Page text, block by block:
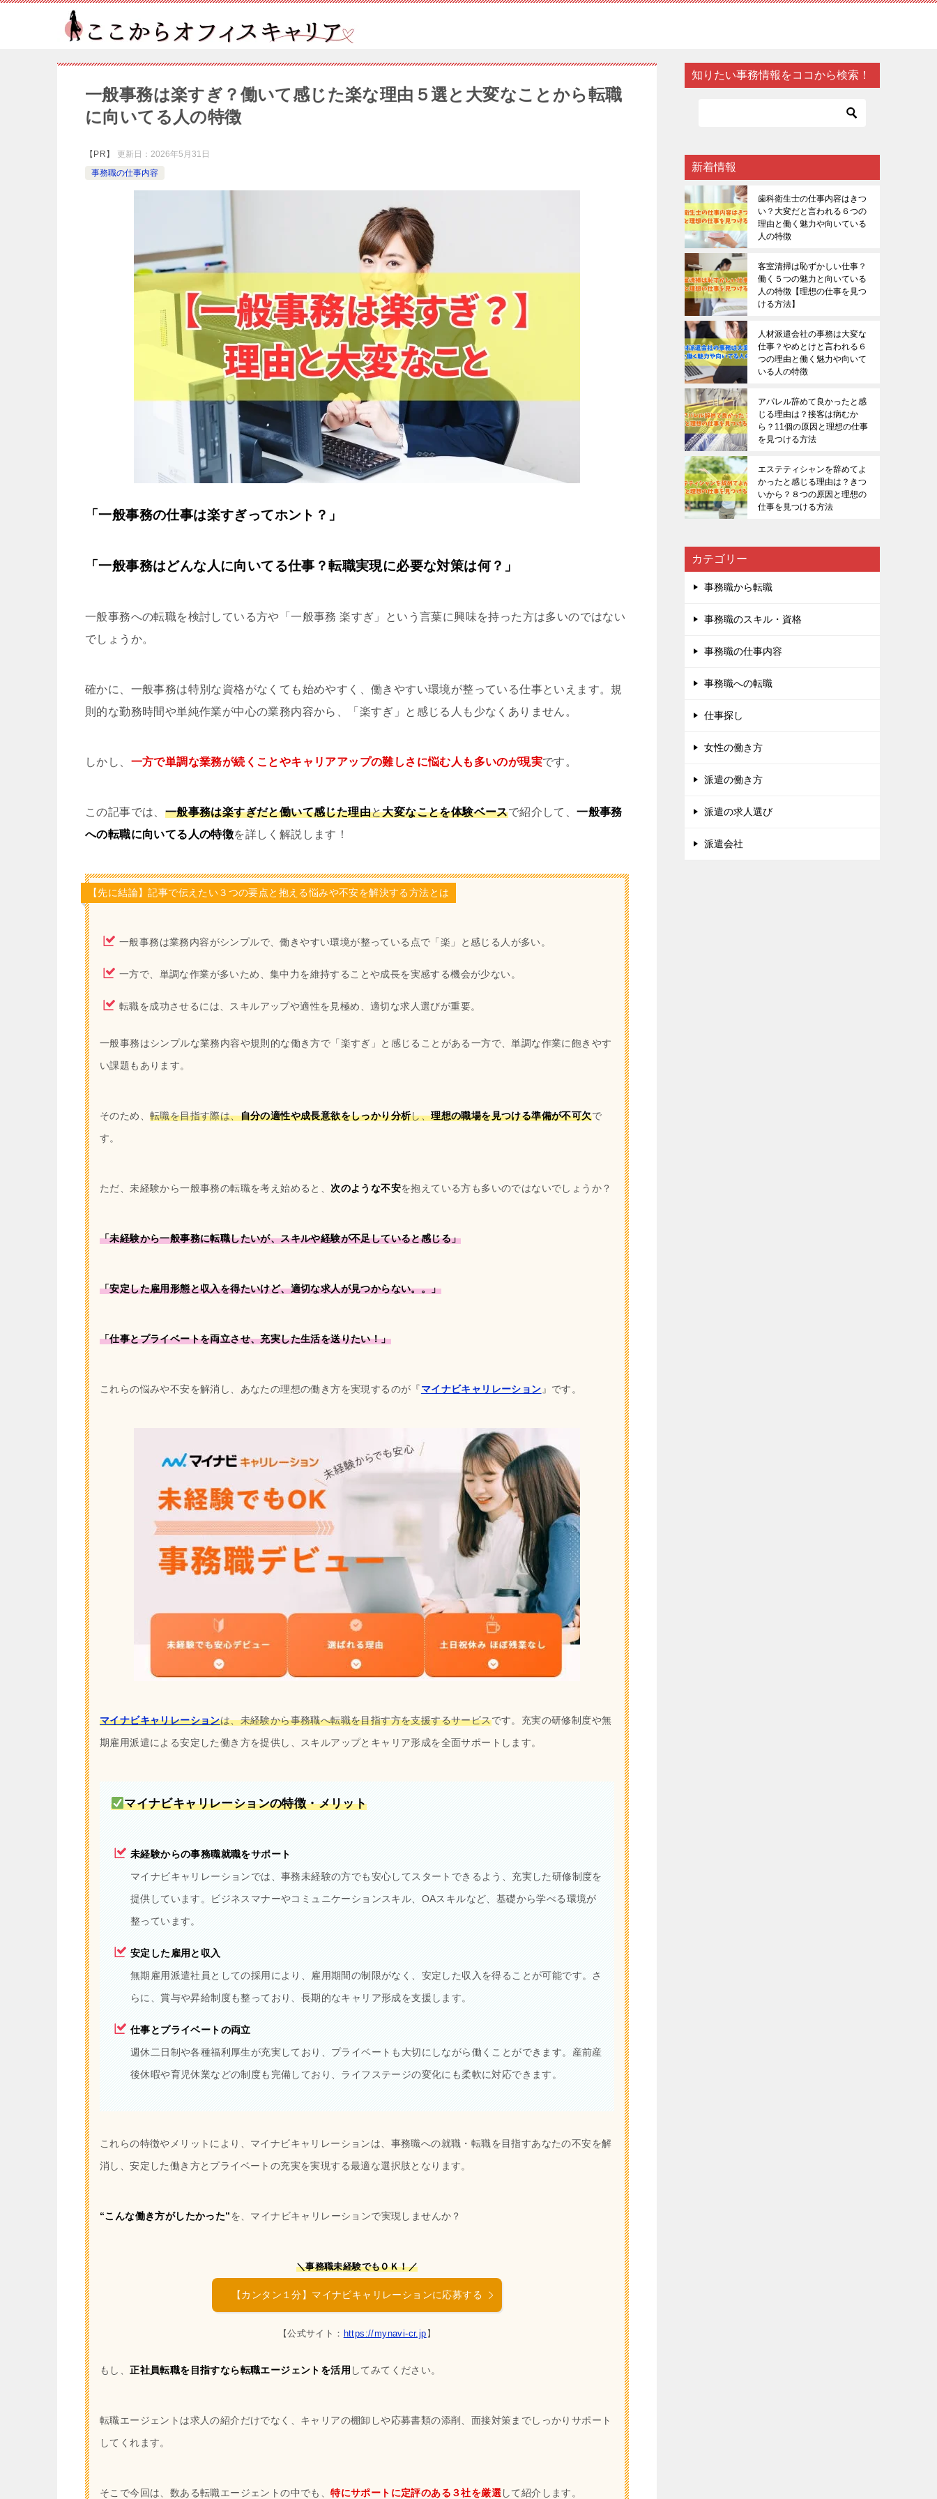
一般事務は楽すぎ？働いて感じた楽な理由５選と大変なことから転職
に向いてる人の特徴
【PR】 更新日：2026年5月31日
事務職の仕事内容
「一般事務の仕事は楽すぎってホント？」
「一般事務はどんな人に向いてる仕事？転職実現に必要な対策は何？」
一般事務への転職を検討している方や「一般事務 楽すぎ」という言葉に興味を持った方は多いのではない
でしょうか。
確かに、一般事務は特別な資格がなくても始めやすく、働きやすい環境が整っている仕事といえます。規
則的な勤務時間や単純作業が中心の業務内容から、「楽すぎ」と感じる人も少なくありません。
しかし、 一方で単調な業務が続くことやキャリアアップの難しさに悩む人も多いのが現実です。
この記事では、 一般事務は楽すぎだと働いて感じた理由と大変なことを体験ベースで紹介して、一般事務
への転職に向いてる人の特徴を詳しく解説します！
【先に結論】記事で伝えたい３つの要点と抱える悩みや不安を解決する方法とは
一般事務は業務内容がシンプルで、働きやすい環境が整っている点で「楽」と感じる人が多い。
一方で、単調な作業が多いため、集中力を維持することや成長を実感する機会が少ない。
転職を成功させるには、スキルアップや適性を見極め、適切な求人選びが重要。
一般事務はシンプルな業務内容や規則的な働き方で「楽すぎ」と感じることがある一方で、単調な作業に飽きやす
い課題もあります。
そのため、 転職を目指す際は、自分の適性や成長意欲をしっかり分析し、理想の職場を見つける準備が不可欠で
す。
ただ、未経験から一般事務の転職を考え始めると、次のような不安を抱えている方も多いのではないでしょうか？
「未経験から一般事務に転職したいが、スキルや経験が不足していると感じる」
「安定した雇用形態と収入を得たいけど、適切な求人が見つからない。。」
「仕事とプライベートを両立させ、充実した生活を送りたい！」
これらの悩みや不安を解消し、あなたの理想の働き方を実現するのが『マイナビキャリレーション 』です。
マイナビキャリレーションは、未経験から事務職へ転職を目指す方を支援するサービスです。充実の研修制度や無
期雇用派遣による安定した働き方を提供し、スキルアップとキャリア形成を全面サポートします。
マイナビキャリレーションの特徴・メリット
未経験からの事務職就職をサポート
マイナビキャリレーションでは、事務未経験の方でも安心してスタートできるよう、充実した研修制度を
提供しています。ビジネスマナーやコミュニケーションスキル、OAスキルなど、基礎から学べる環境が
整っています。
安定した雇用と収入
無期雇用派遣社員としての採用により、雇用期間の制限がなく、安定した収入を得ることが可能です。さ
らに、賞与や昇給制度も整っており、長期的なキャリア形成を支援します。
仕事とプライベートの両立
週休二日制や各種福利厚生が充実しており、プライベートも大切にしながら働くことができます。産前産
後休暇や育児休業などの制度も完備しており、ライフステージの変化にも柔軟に対応できます。
これらの特徴やメリットにより、マイナビキャリレーションは、事務職への就職・転職を目指すあなたの不安を解
消し、安定した働き方とプライベートの充実を実現する最適な選択肢となります。
“こんな働き方がしたかった”を、マイナビキャリレーションで実現しませんか？
＼事務職未経験でもＯＫ！／
【カンタン１分】マイナビキャリレーションに応募する
【公式サイト： https://mynavi-cr.jp 】
もし、正社員転職を目指すなら転職エージェントを活用 してみてください。
転職エージェントは求人の紹介だけでなく、キャリアの棚卸しや応募書類の添削、面接対策までしっかりサポート
してくれます。
そこで今回は、数ある転職エージェントの中でも、特にサポートに定評のある３社を厳選して紹介します。
知りたい事務情報をココから検索！
新着情報
歯科衛生士の仕事内容はきつ
い？大変だと言われる６つの
理由と働く魅力や向いている
人の特徴
客室清掃は恥ずかしい仕事？
働く５つの魅力と向いている
人の特徴【理想の仕事を見つ
ける方法】
人材派遣会社の事務は大変な
仕事？やめとけと言われる６
つの理由と働く魅力や向いて
いる人の特徴
アパレル辞めて良かったと感
じる理由は？接客は病むか
ら？11個の原因と理想の仕事
を見つける方法
エステティシャンを辞めてよ
かったと感じる理由は？きつ
いから？８つの原因と理想の
仕事を見つける方法
カテゴリー
事務職から転職
事務職のスキル・資格
事務職の仕事内容
事務職への転職
仕事探し
女性の働き方
派遣の働き方
派遣の求人選び
派遣会社